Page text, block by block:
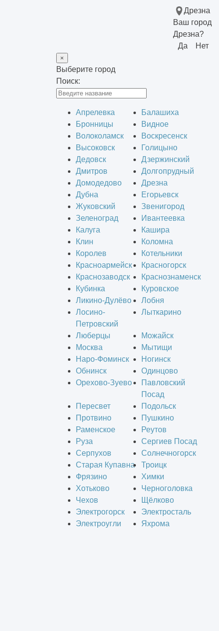
Дрезна
Ваш город
Дрезна?
Да
Нет
×
Выберите город
Поиск:
Апрелевка
Балашиха
Бронницы
Видное
Волоколамск
Воскресенск
Высоковск
Голицыно
Дедовск
Дзержинский
Дмитров
Долгопрудный
Домодедово
Дрезна
Дубна
Егорьевск
Жуковский
Звенигород
Зеленоград
Ивантеевка
Калуга
Кашира
Клин
Коломна
Королев
Котельники
Красноармейск
Красногорск
Краснозаводск
Краснознаменск
Кубинка
Куровское
Ликино-Дулёво
Лобня
Лосино-
Петровский
Лыткарино
Люберцы
Можайск
Москва
Мытищи
Наро-Фоминск
Ногинск
Обнинск
Одинцово
Орехово-Зуево
Павловский
Посад
Пересвет
Подольск
Протвино
Пушкино
Раменское
Реутов
Руза
Сергиев Посад
Серпухов
Солнечногорск
Старая Купавна
Троицк
Фрязино
Химки
Хотьково
Черноголовка
Чехов
Щёлково
Электрогорск
Электросталь
Электроугли
Яхрома